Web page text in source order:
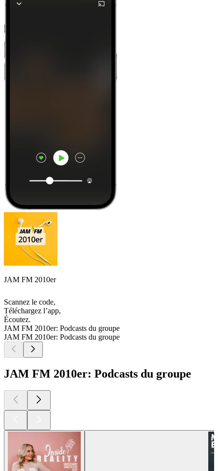
JAM FM 2010er
Scannez le code,
Téléchargez l’app,
Écoutez.
JAM FM 2010er: Podcasts du groupe
JAM FM 2010er: Podcasts du groupe
JAM FM 2010er: Podcasts du groupe